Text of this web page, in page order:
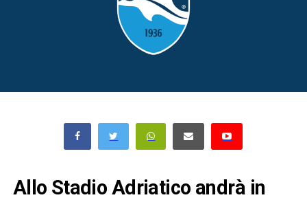
Allo Stadio Adriatico andrà in